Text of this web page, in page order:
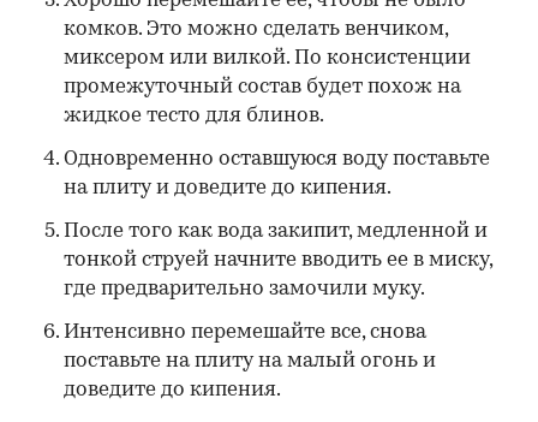
комков. Это можно сделать венчиком,
миксером или вилкой. По консистенции
промежуточный состав будет похож на
жидкое тесто для блинов.
Одновременно оставшуюся воду поставьте
на плиту и доведите до кипения.
После того как вода закипит, медленной и
тонкой струей начните вводить ее в миску,
где предварительно замочили муку.
Интенсивно перемешайте все, снова
поставьте на плиту на малый огонь и
доведите до кипения.